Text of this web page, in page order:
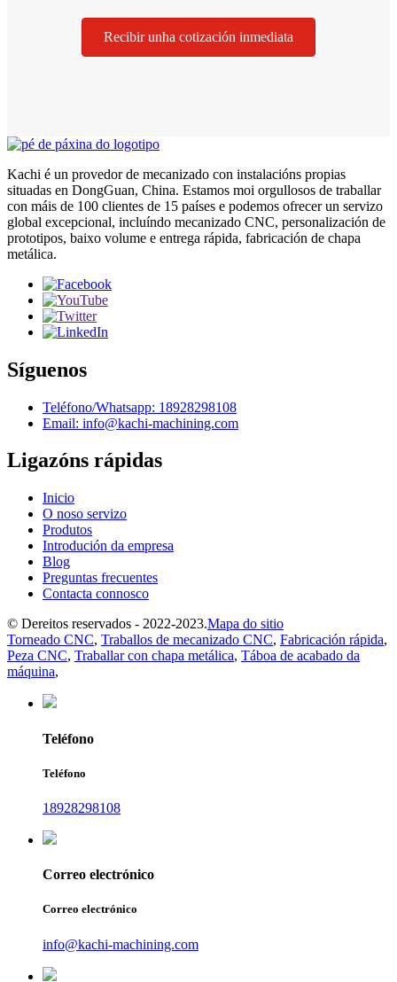
Recibir unha cotización inmediata
Kachi é un provedor de mecanizado con instalacións propias
situadas en DongGuan, China. Estamos moi orgullosos de traballar
con máis de 100 clientes de 15 países e podemos ofrecer un servizo
global excepcional, incluíndo mecanizado CNC, personalización de
prototipos, baixo volume e entrega rápida, fabricación de chapa
metálica.
Síguenos
Teléfono/Whatsapp: 18928298108
Email: info@kachi-machining.com
Ligazóns rápidas
Inicio
O noso servizo
Produtos
Introdución da empresa
Blog
Preguntas frecuentes
Contacta connosco
© Dereitos reservados - 2022-2023.Mapa do sitio
Torneado CNC, Traballos de mecanizado CNC, Fabricación rápida,
Peza CNC, Traballar con chapa metálica, Táboa de acabado da
máquina,
Teléfono
Teléfono
18928298108
Correo electrónico
Correo electrónico
info@kachi-machining.com